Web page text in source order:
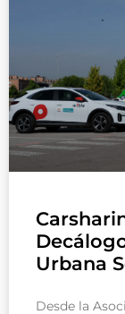
Urbana
Desde la